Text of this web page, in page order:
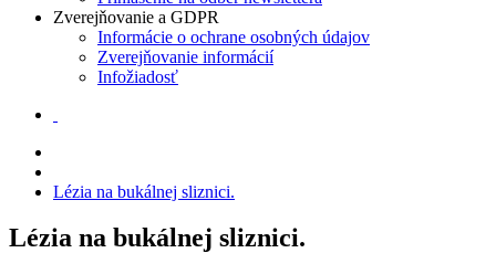
Zverejňovanie a GDPR
Informácie o ochrane osobných údajov
Zverejňovanie informácií
Infožiadosť
Lézia na bukálnej sliznici.
Lézia na bukálnej sliznici.